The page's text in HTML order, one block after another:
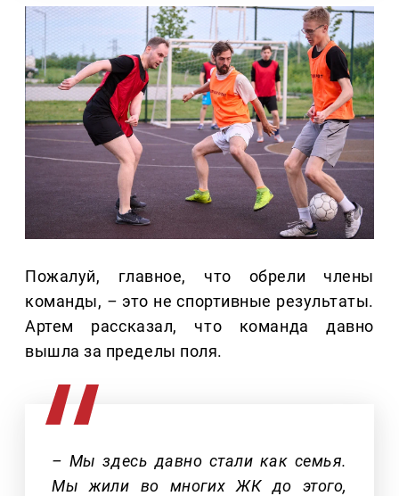
Пожалуй, главное, что обрели члены
команды, – это не спортивные результаты.
Артем рассказал, что команда давно
вышла за пределы поля.
– Мы здесь давно стали как семья.
Мы жили во многих ЖК до этого,